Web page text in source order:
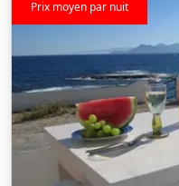
Prix moyen par nuit